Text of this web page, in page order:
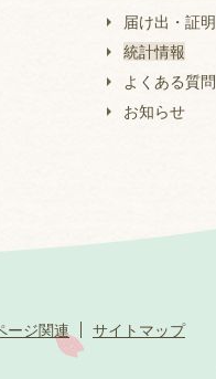
届け出・証明
統計情報
よくある質問
お知らせ
ージ関連 サイトマップ